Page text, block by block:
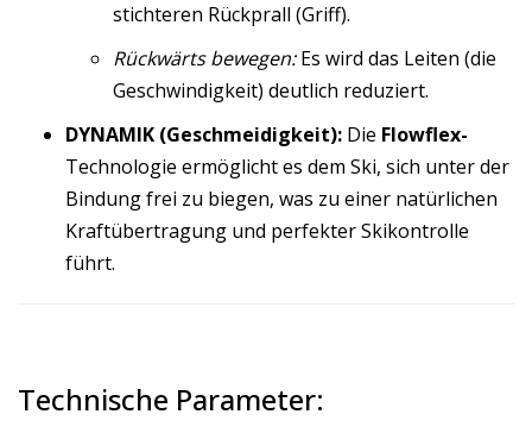
stichteren Rückprall (Griff).
Rückwärts bewegen:Es wird das Leiten (die
Geschwindigkeit) deutlich reduziert.
DYNAMIK (Geschmeidigkeit): Die Flowflex-
Technologie ermöglicht es dem Ski, sich unter der
Bindung frei zu biegen, was zu einer natürlichen
Kraftübertragung und perfekter Skikontrolle
führt.
Technische Parameter: